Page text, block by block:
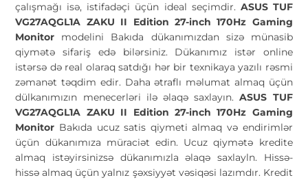
çalışmağı isə, istifadəçi üçün ideal seçimdir. ASUS TUF
VG27AQGL1A ZAKU II Edition 27-inch 170Hz Gaming
Monitor modelini Bakıda dükanımızdan sizə münasib
qiymətə sifariş edə bilərsiniz. Dükanımız istər online
istərsə də real olaraq satdığı hər bir texnikaya yazılı rəsmi
zəmanət təqdim edir. Daha ətraflı məlumat almaq üçün
dülkanımızın menecerləri ilə əlaqə saxlayın.ASUS TUF
VG27AQGL1A ZAKU II Edition 27-inch 170Hz Gaming
Monitor Bakıda ucuz satis qiymeti almaq və endirimlər
üçün dükanımıza müraciət edin. Ucuz qiymətə kredite
almaq istəyirsinizsə dükanımızla əlaqə saxlayln. Hissə-
hissə almaq üçün yalnız şəxsiyyət vəsiqəsi lazımdır. Kredit